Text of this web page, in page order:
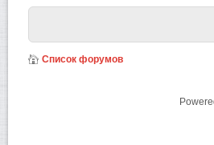
Список форумов